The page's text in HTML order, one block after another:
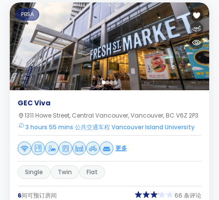
PBSA
GEC Viva
1311 Howe Street, Central Vancouver, Vancouver, BC V6Z 2P3
3 hours 55 mins 公共交通车程 Vancouver Island University
更多
Single Twin Flat
6间可预订房间 66 条评论